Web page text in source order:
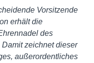
Vorsitzende
erhält die
des
zeichnet dieser
außerordentliches